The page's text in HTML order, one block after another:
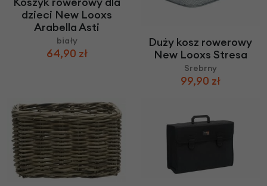
dzieci New Looxs
Arabella Asti
biały
64,90 zł
Duży kosz rowerowy
New Looxs Stresa
Srebrny
99,90 zł